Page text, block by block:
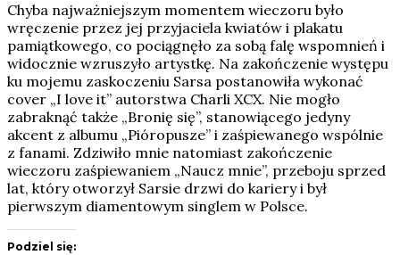
Chyba najważniejszym momentem wieczoru było
wręczenie przez jej przyjaciela kwiatów i plakatu
pamiątkowego, co pociągnęło za sobą falę wspomnień i
widocznie wzruszyło artystkę. Na zakończenie występu
ku mojemu zaskoczeniu Sarsa postanowiła wykonać
cover „I love it” autorstwa Charli XCX. Nie mogło
zabraknąć także „Bronię się”, stanowiącego jedyny
akcent z albumu „Pióropusze” i zaśpiewanego wspólnie
z fanami. Zdziwiło mnie natomiast zakończenie
wieczoru zaśpiewaniem „Naucz mnie”, przeboju sprzed
lat, który otworzył Sarsie drzwi do kariery i był
pierwszym diamentowym singlem w Polsce.
Podziel się: